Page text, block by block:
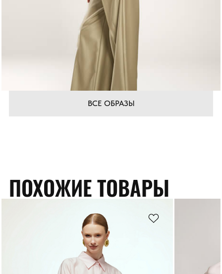
ВСЕ ОБРАЗЫ
ПОХОЖИЕ ТОВАРЫ